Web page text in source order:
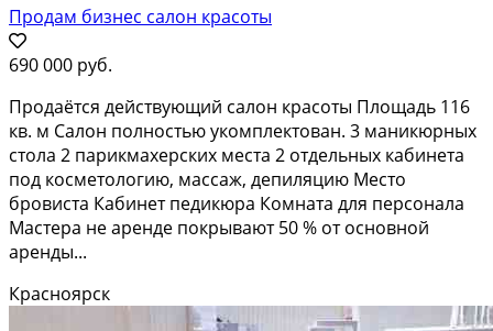
Продам бизнес салон красоты
690 000 руб.
Продаётся действующий салон красоты Площадь 116
кв. м Салон полностью укомплектован. 3 маникюрных
стола 2 парикмахерских места 2 отдельных кабинета
под косметологию, массаж, депиляцию Место
бровиста Кабинет педикюра Комната для персонала
Мастера не аренде покрывают 50 % от основной
аренды...
Красноярск